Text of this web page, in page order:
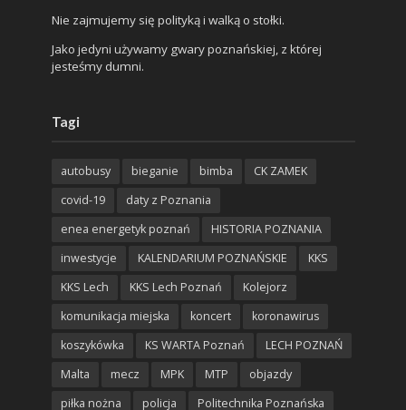
Nie zajmujemy się polityką i walką o stołki.
Jako jedyni używamy gwary poznańskiej, z której
jesteśmy dumni.
Tagi
autobusy bieganie bimba
CK ZAMEK
covid-19
daty z Poznania
enea energetyk poznań
HISTORIA POZNANIA
inwestycje
KALENDARIUM POZNAŃSKIE
KKS
KKS Lech
KKS Lech Poznań
Kolejorz
komunikacja miejska
koncert
koronawirus
koszykówka
KS WARTA Poznań
LECH POZNAŃ
Malta
mecz MPK MTP
objazdy
piłka nożna
policja Politechnika Poznańska